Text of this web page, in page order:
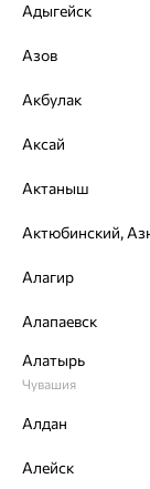
6 210
Адыгейск
Азов
Акбулак
Аксай
Актаныш
Алагир
Алапаевск
Алатырь
Чувашия
Алдан
Алейск